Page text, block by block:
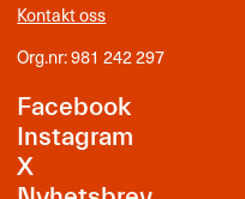
Kontakt oss
Org.nr: 981 242 297
Facebook
Instagram
X